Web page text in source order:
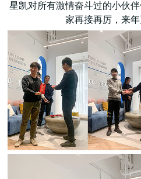
星凯对所有激情奋斗过的小伙
家再接再厉，来年